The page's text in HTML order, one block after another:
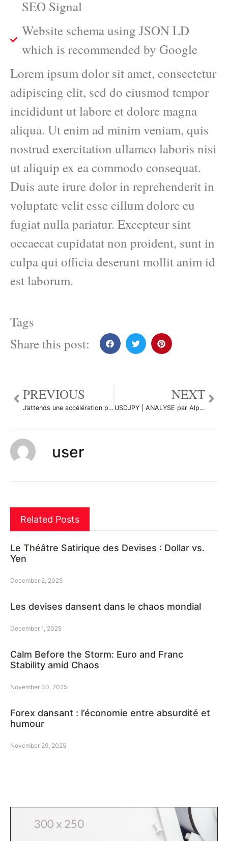
SEO Signal
Website schema using JSON LD
which is recommended by Google
Lorem ipsum dolor sit amet, consectetur
adipiscing elit, sed do eiusmod tempor
incididunt ut labore et dolore magna
aliqua. Ut enim ad minim veniam, quis
nostrud exercitation ullamco laboris nisi
ut aliquip ex ea commodo consequat.
Duis aute irure dolor in reprehenderit in
voluptate velit esse cillum dolore eu
fugiat nulla pariatur. Excepteur sint
occaecat cupidatat non proident, sunt in
culpa qui officia deserunt mollit anim id
est laborum.
Tags
Share this post:
PREVIOUS
J’attends une accélération par Yannick1961
NEXT
USDJPY | ANALYSE par Alpha_DIVISION
user
Related Posts
Le Théâtre Satirique des Devises : Dollar vs.
Yen
December 2, 2025
Les devises dansent dans le chaos mondial
December 1, 2025
Calm Before the Storm: Euro and Franc
Stability amid Chaos
November 30, 2025
Forex dansant : l’économie entre absurdité et
humour
November 29, 2025